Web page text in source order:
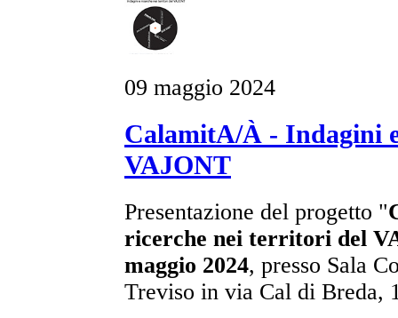
09 maggio 2024
CalamitA/À - Indagini
VAJONT
Presentazione del progetto "
ricerche nei territori del
maggio 2024, presso Sala
Treviso in via Cal di Breda,